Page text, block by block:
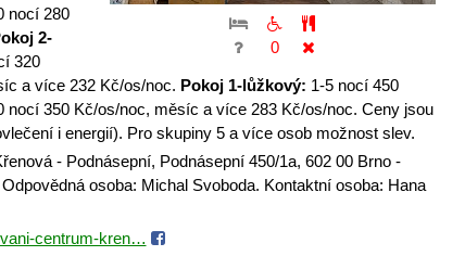
0
nocí 280
2-
320
a více 232 Kč/os/noc. Pokoj 1-lůžkový: 1-5 nocí 450
nocí 350 Kč/os/noc, měsíc a více 283 Kč/os/noc. Ceny jsou
i energií). Pro skupiny 5 a více osob možnost slev.
- Podnásepní, Podnásepní 450/1a, 602 00 Brno -
osoba: Michal Svoboda. Kontaktní osoba: Hana
centrum-kren…